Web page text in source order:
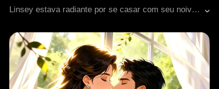
Linsey estava radiante por se casar com seu noivo, Felix, até que uma chamada da outra o fez partir. Humilhada em seu próprio casamento, Linsey chegou ao fundo do poço. Como se não bastasse, a outra ainda ligou, apenas para tripudiar. Mas Linsey não chorou. Ela deu meia-volta, saiu da igreja e casou-se com o primeiro homem que viu pela frente. E, por uma ironia do destino, ele era ninguém menos que o homem mais poderoso da cidade...